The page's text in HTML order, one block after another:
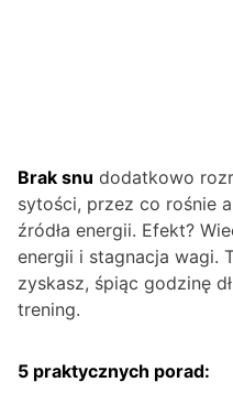
Brak snu dodatkowo
sytości, przez co rośnie
źródła energii. Efekt?
energii i stagnacja wagi.
zyskasz, śpiąc godzinę
trening.
5 praktycznych porad: